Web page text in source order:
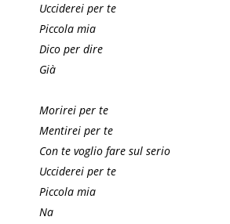
Ucciderei per te
Piccola mia
Dico per dire
Già
Morirei per te
Mentirei per te
Con te voglio fare sul serio
Ucciderei per te
Piccola mia
Na